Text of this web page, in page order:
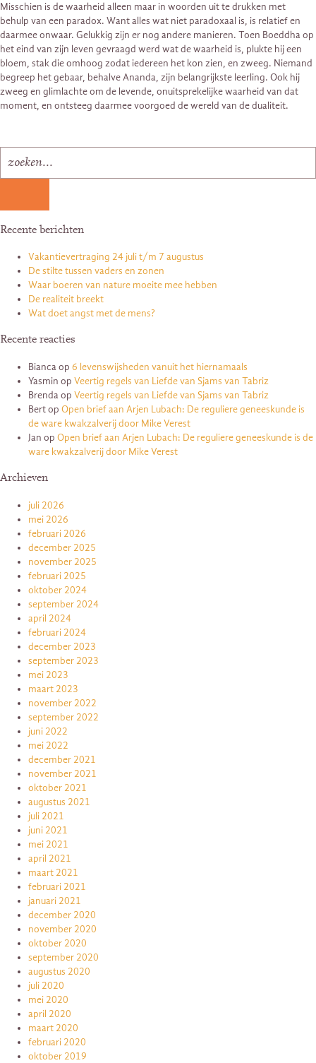
Misschien is de waarheid alleen maar in woorden uit te drukken met
behulp van een paradox. Want alles wat niet paradoxaal is, is relatief en
daarmee onwaar. Gelukkig zijn er nog andere manieren. Toen Boeddha op
het eind van zijn leven gevraagd werd wat de waarheid is, plukte hij een
bloem, stak die omhoog zodat iedereen het kon zien, en zweeg. Niemand
begreep het gebaar, behalve Ananda, zijn belangrijkste leerling. Ook hij
zweeg en glimlachte om de levende, onuitsprekelijke waarheid van dat
moment, en ontsteeg daarmee voorgoed de wereld van de dualiteit.
Recente berichten
Vakantievertraging 24 juli t/m 7 augustus
De stilte tussen vaders en zonen
Waar boeren van nature moeite mee hebben
De realiteit breekt
Wat doet angst met de mens?
Recente reacties
Biancaop 6 levenswijsheden vanuit het hiernamaals
Yasmin op Veertig regels van Liefde van Sjams van Tabriz
Brendaop Veertig regels van Liefde van Sjams van Tabriz
Bertop Open brief aan Arjen Lubach: De reguliere geneeskunde is
de ware kwakzalverij door Mike Verest
Jan op Open brief aan Arjen Lubach: De reguliere geneeskunde is de
ware kwakzalverij door Mike Verest
Archieven
juli 2026
mei 2026
februari 2026
december 2025
november 2025
februari 2025
oktober 2024
september 2024
april 2024
februari 2024
december 2023
september 2023
mei 2023
maart 2023
november 2022
september 2022
juni 2022
mei 2022
december 2021
november 2021
oktober 2021
augustus 2021
juli 2021
juni 2021
mei 2021
april 2021
maart 2021
februari 2021
januari 2021
december 2020
november 2020
oktober 2020
september 2020
augustus 2020
juli 2020
mei 2020
april 2020
maart 2020
februari 2020
oktober 2019